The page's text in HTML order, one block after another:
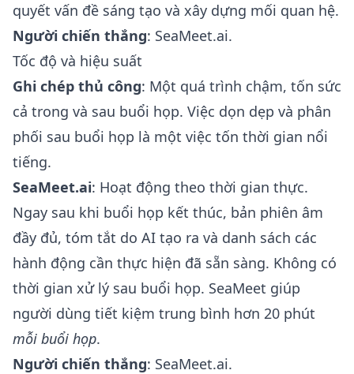
quyết vấn đề sáng tạo và xây dựng mối quan hệ.
Người chiến thắng: SeaMeet.ai.
Tốc độ và hiệu suất
Ghi chép thủ công: Một quá trình chậm, tốn sức
cả trong và sau buổi họp. Việc dọn dẹp và phân
phối sau buổi họp là một việc tốn thời gian nổi
tiếng.
SeaMeet.ai: Hoạt động theo thời gian thực.
Ngay sau khi buổi họp kết thúc, bản phiên âm
đầy đủ, tóm tắt do AI tạo ra và danh sách các
hành động cần thực hiện đã sẵn sàng. Không có
thời gian xử lý sau buổi họp. SeaMeet giúp
người dùng tiết kiệm trung bình hơn 20 phút
mỗi buổi họp.
Người chiến thắng: SeaMeet.ai.